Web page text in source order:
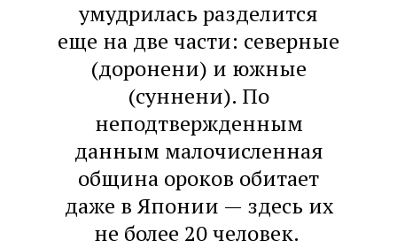
умудрилась разделится
еще на две части: северные
(доронени) и южные
(суннени). По
неподтвержденным
данным малочисленная
община ороков обитает
даже в Японии — здесь их
не более 20 человек.